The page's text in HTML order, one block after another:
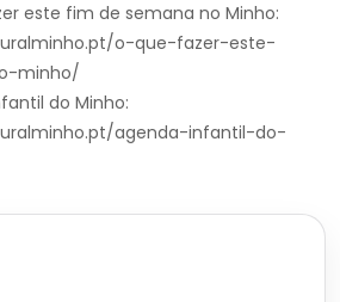
este fim de semana no Minho:
o-que-fazer-este-
minho/
do Minho:
agenda-infantil-do-